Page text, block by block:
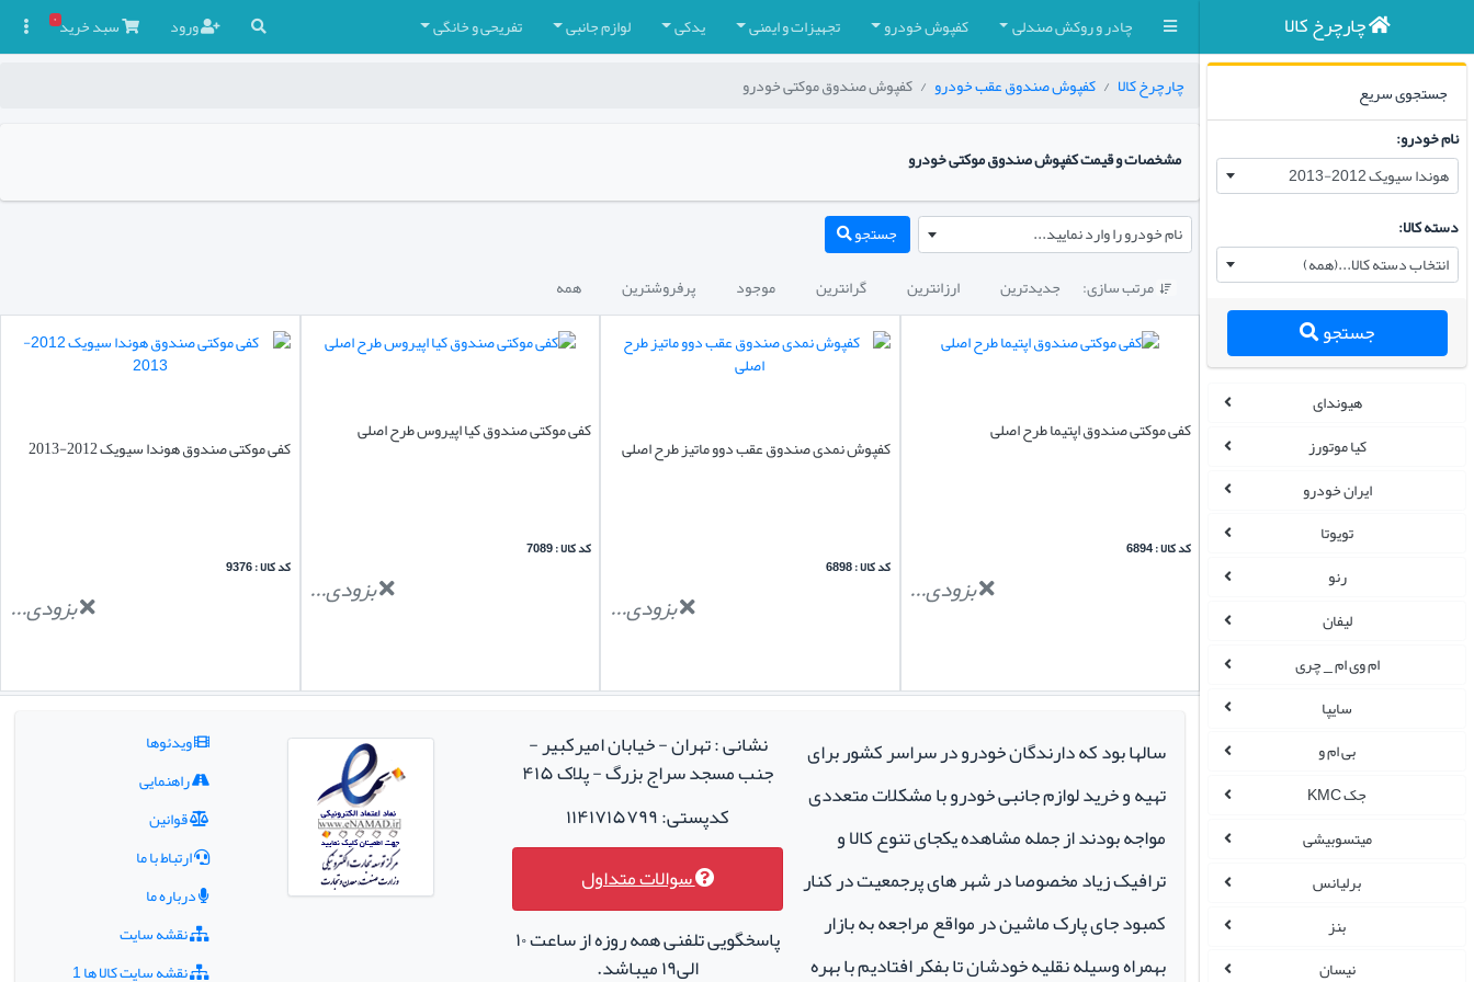
چادر و روکش صندلی کفپوش خودرو تجهیزات و ایمنی یدکی لوازم جانبی تفریحی و خانگی ورود سبدخرید۰ چارچرخ کالا
جستجوی سریع
نام خودرو:
هوندا سیویک 2012-2013
دسته کالا:
انتخاب دسته کالا...(همه)
جستجو
هیوندای
کیا موتورز
ایران خودرو
تویوتا
رنو
لیفان
ام وی ام _ چری
سایپا
بی ام و
جک KMC
میتسوبیشی
برلیانس
بنز
نیسان
چارچرخ کالا کفپوش صندوق عقب خودرو کفپوش صندوق موکتی خودرو
مشخصات و قیمت کفپوش صندوق موکتی خودرو
نام خودرو را وارد نمایید... جستجو
 مرتب سازی: جدیدترین ارزانترین گرانترین موجود پرفروشترین همه
کفی موکتی صندوق اپتیما طرح اصلی
کد کالا : 6894
بزودی...
کفپوش نمدی صندوق عقب دوو ماتیز طرح اصلی
کد کالا : 6898
بزودی...
کفی موکتی صندوق کیا اپیروس طرح اصلی
کد کالا : 7089
بزودی...
کفی موکتی صندوق هوندا سیویک 2012-2013
کد کالا : 9376
بزودی...
سالها بود که دارندگان خودرو در سراسر کشور برای
تهیه و خرید لوازم جانبی خودرو با مشکلات متعددی
مواجه بودند از جمله مشاهده یکجای تنوع کالا و
ترافیک زیاد مخصوصا در شهر های پرجمعیت در کنار
کمبود جای پارک ماشین در مواقع مراجعه به بازار
بهمراه وسیله نقلیه خودشان تا بفکر افتادیم با بهره
نشانی : تهران - خیابان امیرکبیر -
جنب مسجد سراج بزرگ - پلاک ۴۱۵
کدپستی: ۱۱۴۱۷۱۵۷۹۹
سوالات متداول
پاسخگویی تلفنی همه روزه از ساعت ۱۰
الی۱۹ میباشد.
ویدئوها
راهنمایی
قوانین
ارتباط با ما
درباره ما
نقشه سایت
نقشه سایت کالا ها 1